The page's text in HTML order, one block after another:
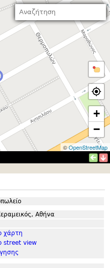
+
−
©OpenStreetMap
Αθήνα
χάρτη
street view